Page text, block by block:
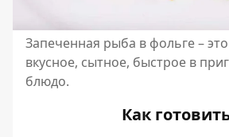
Запеченная рыба в фольге –
вкусное, сытное, быстрое в
блюдо.
Как